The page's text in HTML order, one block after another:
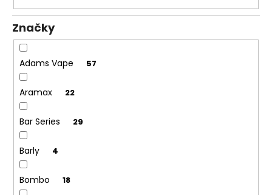
Značky
Adams Vape 57
Aramax 22
Bar Series 29
Barly 4
Bombo 18
E-
LIQUID
-
STRAWBERRY
KIWI
10ML
10MG
185
Kč
Původně:
245
Kč